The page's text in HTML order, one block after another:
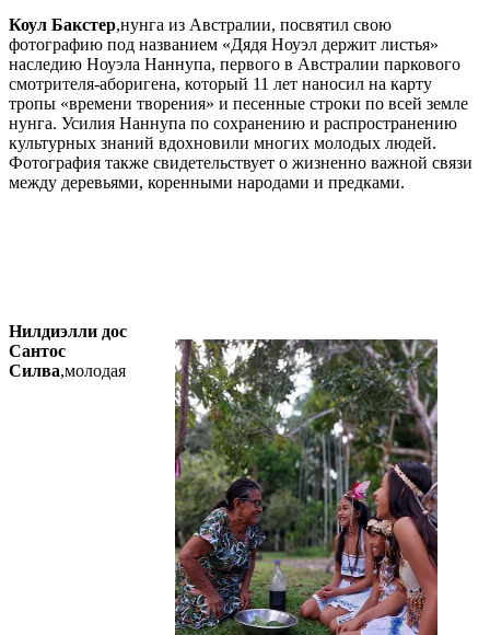
Коул Бакстер,нунга из Австралии, посвятил свою
фотографию под названием «Дядя Ноуэл держит листья»
наследию Ноуэла Наннупа, первого в Австралии паркового
смотрителя-аборигена, который 11 лет наносил на карту
тропы «времени творения» и песенные строки по всей земле
нунга. Усилия Наннупа по сохранению и распространению
культурных знаний вдохновили многих молодых людей.
Фотография также свидетельствует о жизненно важной связи
между деревьями, коренными народами и предками.
Нилдиэлли дос
Сантос
Силва,молодая